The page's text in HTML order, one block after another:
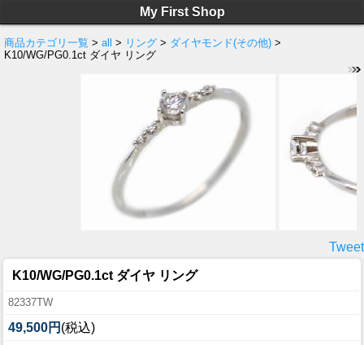
My First Shop
商品カテゴリ一覧 > all > リング > ダイヤモンド(その他) >
K10/WG/PG0.1ct ダイヤ リング
Tweet
K10/WG/PG0.1ct ダイヤ リング
82337TW
49,500円 (税込)